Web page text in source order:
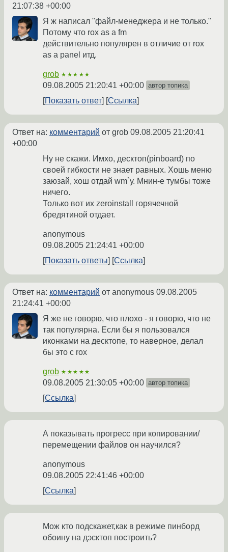
21:07:38 +00:00
Я ж написал "файл-менеджера и не только."
Потому что rox as a fm
действительно популярен в отличие от rox
as a panel итд.
grob ★★★★★
09.08.2005 21:20:41 +00:00 автор топика
Показать ответ Ссылка
Ответ на: комментарий от grob 09.08.2005 21:20:41
+00:00
Ну не скажи. Имхо, десктоп(pinboard) по
своей гибкости не знает равных. Хошь меню
заюзай, хош отдай wm`у. Мнин-е тумбы тоже
ничего.
Только вот их zeroinstall горячечной
бредятиной отдает.
anonymous
09.08.2005 21:24:41 +00:00
Показать ответы
Ссылка
Ответ на: комментарий от anonymous 09.08.2005
21:24:41 +00:00
Я же не говорю, что плохо - я говорю, что не
так популярна. Если бы я пользовался
иконками на десктопе, то наверное, делал
бы это с rox
grob ★★★★★
09.08.2005 21:30:05 +00:00 автор топика
Ссылка
А показывать прогресс при копировании/
перемещении файлов он научился?
anonymous
09.08.2005 22:41:46 +00:00
Ссылка
Мож кто подскажет,как в режиме пинборд
обоину на дэсктоп построить?